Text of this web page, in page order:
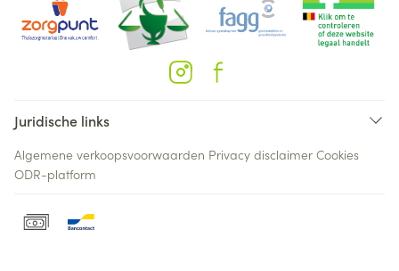
Juridische links
Algemene verkoopsvoorwaarden Privacy disclaimer Cookies
ODR-platform